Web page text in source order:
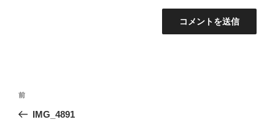
投
ナ
前
の
前
IMG_4891